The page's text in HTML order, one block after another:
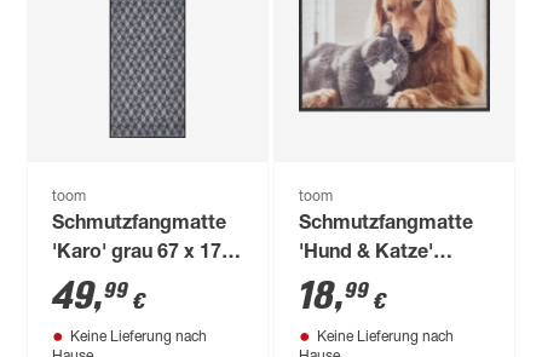
toom
Schmutzfangmatte
'Karo' grau 67 x 170
cm
49,99 €
Keine Lieferung nach
toom
Schmutzfangmatte
'Hund & Katze'
braun 50 x 70 cm
18,99 €
Keine Lieferung nach